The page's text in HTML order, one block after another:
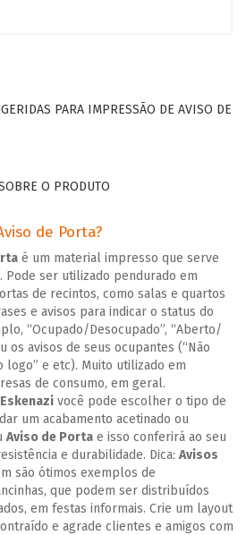
PARA IMPRESSÃO DE AVISO DE
O PRODUTO
de Porta?
é um material impresso que serve
Pode ser utilizado pendurado em
de recintos, como salas e quartos
e avisos para indicar o status do
“Ocupado/Desocupado”, “Aberto/
os avisos de seus ocupantes (“Não
logo” e etc). Muito utilizado em
de consumo, em geral.
você pode escolher o tipo de
um acabamento acetinado ou
Aviso de Portae isso conferirá ao seu
e durabilidade. Dica: Avisos
são ótimos exemplos de
que podem ser distribuídos
em festas informais. Crie um layout
e agrade clientes e amigos com